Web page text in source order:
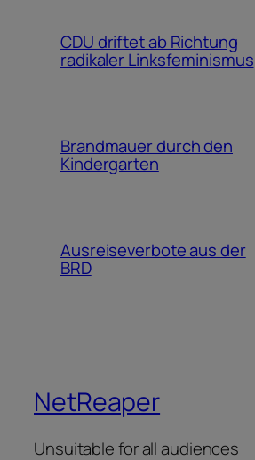
CDU driftet ab Richtung
radikaler Linksfeminismus
Brandmauer durch den
Kindergarten
Ausreiseverbote aus der
BRD
NetReaper
Unsuitable for all audiences